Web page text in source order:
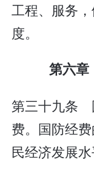
工程、服务
度。
第六
第三十九条
费。国防经
民经济发展水